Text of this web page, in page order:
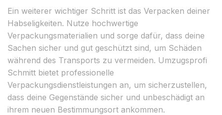
Ein weiterer wichtiger Schritt ist das Verpacken deiner
Habseligkeiten. Nutze hochwertige
Verpackungsmaterialien und sorge dafür, dass deine
Sachen sicher und gut geschützt sind, um Schäden
während des Transports zu vermeiden. Umzugsprofi
Schmitt bietet professionelle
Verpackungsdienstleistungen an, um sicherzustellen,
dass deine Gegenstände sicher und unbeschädigt an
ihrem neuen Bestimmungsort ankommen.